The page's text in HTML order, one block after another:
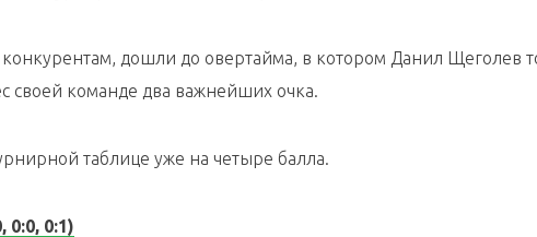
дошли до овертайма, в котором Данил Щеголев
команде два важнейших очка.
таблице уже на четыре балла.
0:0, 0:1)